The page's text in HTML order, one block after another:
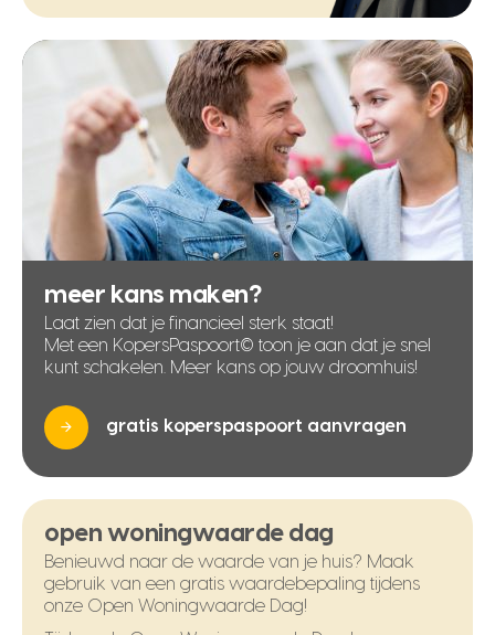
meer kans maken?
Laat zien dat je financieel sterk staat!
Met een KopersPaspoort© toon je aan dat je snel
kunt schakelen. Meer kans op jouw droomhuis!
gratis koperspaspoort aanvragen
open woningwaarde dag
Benieuwd naar de waarde van je huis? Maak
gebruik van een gratis waardebepaling tijdens
onze Open Woningwaarde Dag!